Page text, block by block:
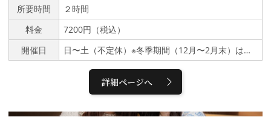
オンカラーなど約20色の中からお好きな３色を選び、塗り重ね
て、削るという漆塗りの技法を体験。完成したら、日本各地のお茶
をブレンドしたプレミアム日本茶を嗜みながら、最初の１杯をお楽
しみいただきます。器はそのまま当日お持ち帰り可能です。２階席
はカフェスペースで、金沢市街が一望できます。 “創造力がくすぐ
られる、ひととき“を過ごしてください。体験の流れ１）色彩をイ
メージする今の気分は？どんな色にしようかな？ これから作る色
をイメージしましょう。好きな色を組み合わせても、いつもは選ば
ないような色にチャレンジしてみるのもOK。 2）色をつくる20色
以上の色から、使用する絵の具を３色選びます。混色をするとさら
所要時間
２時間
料金
7200円（税込）
開催日
日〜土（不定休）※冬季期間（12月〜2月末）は積雪等の天候によりお休みになる場合がございますのでご了承くださいませ。
詳細ページへ